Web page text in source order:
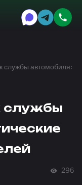
службы автомобиля:
службы
296